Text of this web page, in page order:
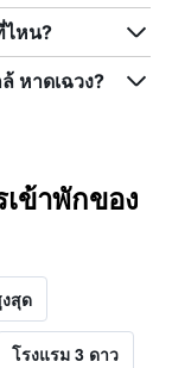
ไหน?
หาดเฉวง?
ข้าพักของ
สุด
โรงแรม 3 ดาว